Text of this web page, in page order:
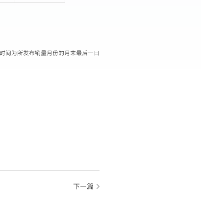
间为所发布销量月份的月末最后一日
下一篇